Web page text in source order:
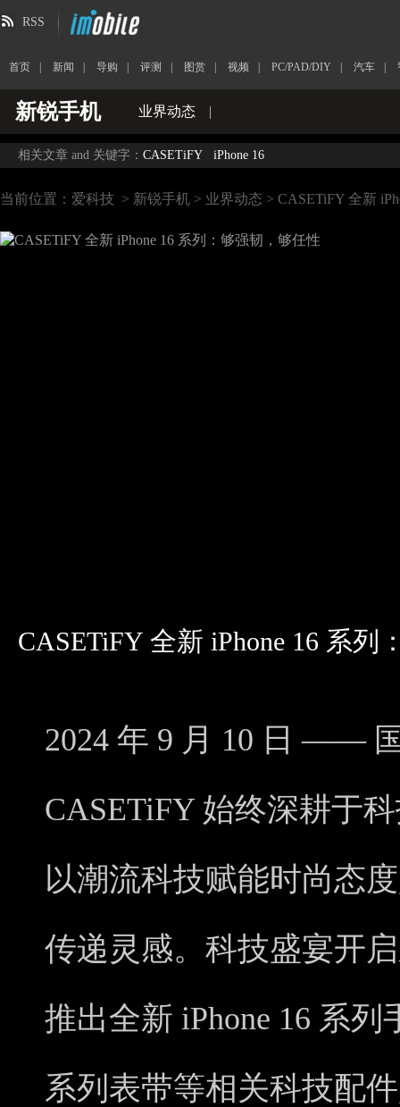
RSS
首页 新闻 导购 评测 图赏 视频 PC/PAD/DIY 汽车
新锐手机 业界动态 |
相关文章 and 关键字： CASETiFY iPhone 16
当前位置： 爱科技 > 新锐手机 > 业界动态 > CASETiFY 全新
CASETiFY 全新 iPhone 16 系列
2024 年 9 月 10 日 —— 国
CASETiFY 始终深耕于
以潮流科技赋能时尚态
传递灵感。科技盛宴开
推出全新 iPhone 16 系列
系列表带等相关科技配